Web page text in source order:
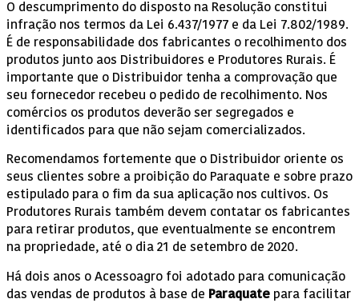
O descumprimento do disposto na Resolução constitui
infração nos termos da Lei 6.437/1977 e da Lei 7.802/1989.
É de responsabilidade dos fabricantes o recolhimento dos
produtos junto aos Distribuidores e Produtores Rurais. É
importante que o Distribuidor tenha a comprovação que
seu fornecedor recebeu o pedido de recolhimento. Nos
comércios os produtos deverão ser segregados e
identificados para que não sejam comercializados.
Recomendamos fortemente que o Distribuidor oriente os
seus clientes sobre a proibição do Paraquate e sobre prazo
estipulado para o fim da sua aplicação nos cultivos. Os
Produtores Rurais também devem contatar os fabricantes
para retirar produtos, que eventualmente se encontrem
na propriedade, até o dia 21 de setembro de 2020.
Há dois anos o Acessoagro foi adotado para comunicação
das vendas de produtos à base de Paraquate para facilitar